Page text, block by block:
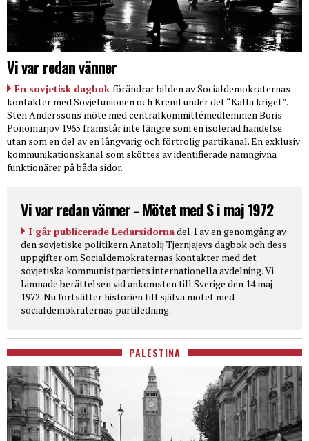
Vi var redan vänner
En sovjetisk dagbok förändrar bilden av Socialdemokraternas
kontakter med Sovjetunionen och Kreml under det “Kalla kriget”.
Sten Anderssons möte med centralkommittémedlemmen Boris
Ponomarjov 1965 framstår inte längre som en isolerad händelse
utan som en del av en långvarig och förtrolig partikanal. En exklusiv
kommunikationskanal som sköttes av identifierade namngivna
funktionärer på båda sidor.
Vi var redan vänner - Mötet med S i maj 1972
I går publicerade Ledarsidornadel 1 av en genomgång av
den sovjetiske politikern Anatolij Tjernjajevs dagbok och dess
uppgifter om Socialdemokraternas kontakter med det
sovjetiska kommunistpartiets internationella avdelning. Vi
lämnade berättelsen vid ankomsten till Sverige den 14 maj
1972. Nu fortsätter historien till själva mötet med
socialdemokraternas partiledning.
PALESTINA